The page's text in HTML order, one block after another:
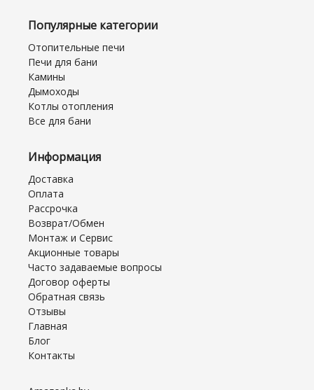
Популярные категории
Отопительные печи
Печи для бани
Камины
Дымоходы
Котлы отопления
Все для бани
Информация
Доставка
Оплата
Рассрочка
Возврат/Обмен
Монтаж и Сервис
Акционные товары
Часто задаваемые вопросы
Договор оферты
Обратная связь
Отзывы
Главная
Блог
Контакты